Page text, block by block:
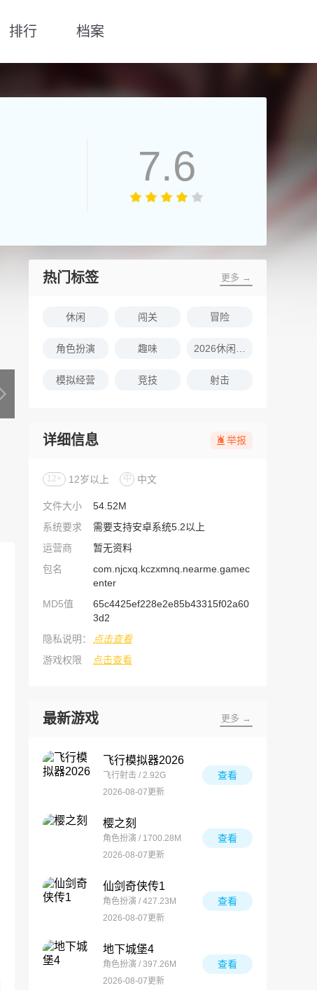
排行 档案
7.6
热门标签 更多 →
休闲 闯关 冒险
角色扮演 趣味
模拟经营 竞技 射击
详细信息 举报
12+ 12岁以上 中 中文
文件大小
54.52M
系统要求
需要支持安卓系统5.2以上
运营商
暂无资料
包名
com.njcxq.kczxmnq.nearme.gamec
enter
MD5值
65c4425ef228e2e85b43315f02a60
3d2
隐私说明：
点击查看
游戏权限
点击查看
最新游戏 更多 →
飞行模拟器2026
飞行射击 / 2.92G
2026-08-07更新
查看
樱之刻
角色扮演 / 1700.28M
2026-08-07更新
查看
仙剑奇侠传1
角色扮演 / 427.23M
2026-08-07更新
查看
地下城堡4
角色扮演 / 397.26M
2026-08-07更新
查看